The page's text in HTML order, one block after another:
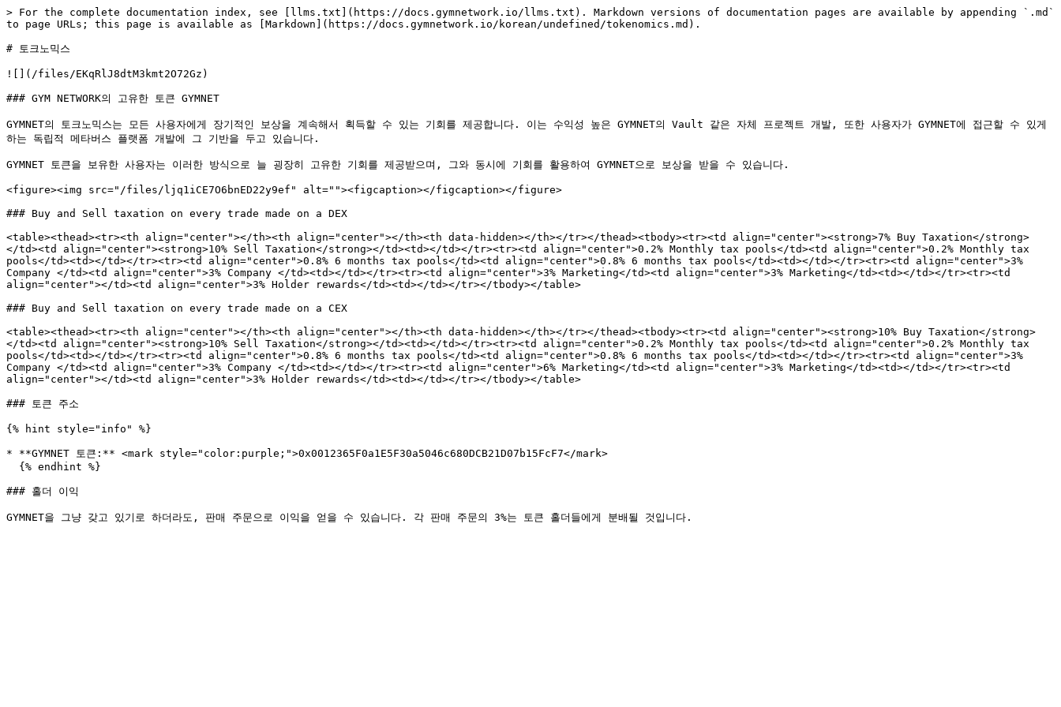
> For the complete documentation index, see [llms.txt](https://docs.gymnetwork.io/llms.txt). Markdown versions of documentation pages are available by appending `.md`
to page URLs; this page is available as [Markdown](https://docs.gymnetwork.io/korean/undefined/tokenomics.md).
# 토크노믹스
![](/files/EKqRlJ8dtM3kmt2O72Gz)
### GYM NETWORK의 고유한 토큰 GYMNET
GYMNET의 토크노믹스는 모든 사용자에게 장기적인 보상을 계속해서 획득할 수 있는 기회를 제공합니다. 이는 수익성 높은 GYMNET의 Vault 같은 자체 프로젝트 개발, 또한 사용자가 GYMNET에 접근할 수 있게
하는 독립적 메타버스 플랫폼 개발에 그 기반을 두고 있습니다.
GYMNET 토큰을 보유한 사용자는 이러한 방식으로 늘 굉장히 고유한 기회를 제공받으며, 그와 동시에 기회를 활용하여 GYMNET으로 보상을 받을 수 있습니다.
<figure><img src="/files/ljq1iCE7O6bnED22y9ef" alt=""><figcaption></figcaption></figure>
### Buy and Sell taxation on every trade made on a DEX
<table><thead><tr><th align="center"></th><th align="center"></th><th data-hidden></th></tr></thead><tbody><tr><td align="center"><strong>7% Buy Taxation</strong>
</td><td align="center"><strong>10% Sell Taxation</strong></td><td></td></tr><tr><td align="center">0.2% Monthly tax pools</td><td align="center">0.2% Monthly tax
pools</td><td></td></tr><tr><td align="center">0.8% 6 months tax pools</td><td align="center">0.8% 6 months tax pools</td><td></td></tr><tr><td align="center">3%
Company </td><td align="center">3% Company </td><td></td></tr><tr><td align="center">3% Marketing</td><td align="center">3% Marketing</td><td></td></tr><tr><td
align="center"></td><td align="center">3% Holder rewards</td><td></td></tr></tbody></table>
### Buy and Sell taxation on every trade made on a CEX
<table><thead><tr><th align="center"></th><th align="center"></th><th data-hidden></th></tr></thead><tbody><tr><td align="center"><strong>10% Buy Taxation</strong>
</td><td align="center"><strong>10% Sell Taxation</strong></td><td></td></tr><tr><td align="center">0.2% Monthly tax pools</td><td align="center">0.2% Monthly tax
pools</td><td></td></tr><tr><td align="center">0.8% 6 months tax pools</td><td align="center">0.8% 6 months tax pools</td><td></td></tr><tr><td align="center">3%
Company </td><td align="center">3% Company </td><td></td></tr><tr><td align="center">6% Marketing</td><td align="center">3% Marketing</td><td></td></tr><tr><td
align="center"></td><td align="center">3% Holder rewards</td><td></td></tr></tbody></table>
### 토큰 주소
{% hint style="info" %}
* **GYMNET 토큰:** <mark style="color:purple;">0x0012365F0a1E5F30a5046c680DCB21D07b15FcF7</mark>
### 홀더 이익